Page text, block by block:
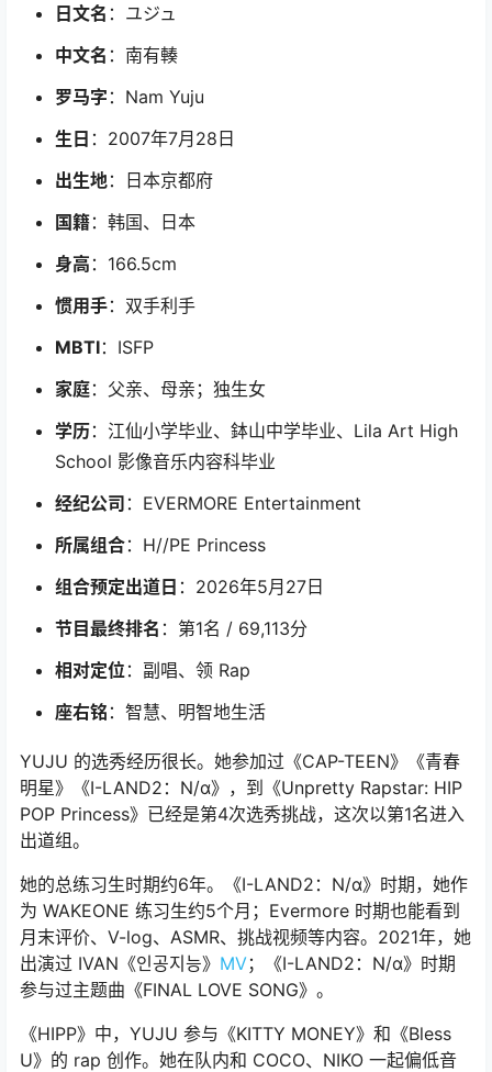
日文名 ：ユジュ
中文名 ：南有輳
罗马字 ：Nam Yuju
生日 ：2007年7月28日
出生地：日本京都府
国籍：韩国、日本
身高 ：166.5cm
惯用手：双手利手
MBTI：ISFP
家庭：父亲、母亲；独生女
学历：江仙小学毕业、鉢山中学毕业、Lila Art High
School 影像音乐内容科毕业
经纪公司 ：EVERMORE Entertainment
所属组合：H//PE Princess
组合预定出道日 ：2026年5月27日
节目最终排名 ：第1名 / 69,113分
相对定位 ：副唱、领 Rap
座右铭 ：智慧、明智地生活
YUJU 的选秀经历很长。她参加过《CAP-TEEN》《青春
明星》《I-LAND2：N/α》，到《Unpretty Rapstar: HIP
POP Princess》已经是第4次选秀挑战，这次以第1名进入
出道组。
她的总练习生时期约6年。《I-LAND2：N/α》时期，她作
为 WAKEONE 练习生约5个月；Evermore 时期也能看到
月末评价、V-log、ASMR、挑战视频等内容。2021年，她
出演过 IVAN《인공지능》 MV；《I-LAND2：N/α》时期
参与过主题曲《FINAL LOVE SONG》。
《HIPP》中，YUJU 参与《KITTY MONEY》和《Bless
U》的 rap 创作。她在队内和 COCO、NIKO 一起偏低音